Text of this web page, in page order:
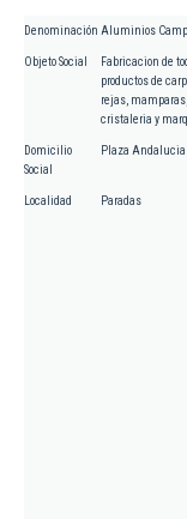
Denominación Aluminios
Objeto Social
Fabricacion de
productos de
rejas,
cristaleria y
Domicilio
Social
Plaza Andalucia ,
Localidad Paradas